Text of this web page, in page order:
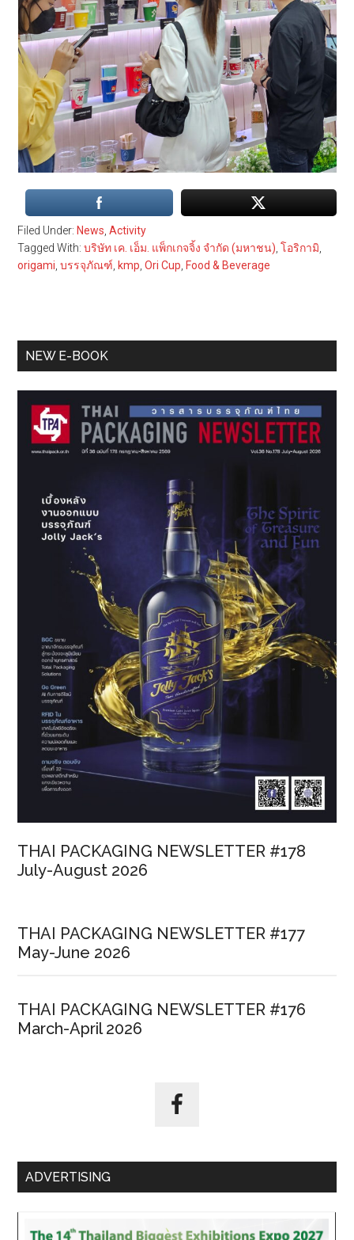
Filed Under: News ,Activity
Tagged With:บริษัท เค. เอ็ม. แพ็กเกจจิ้ง จำกัด (มหาชน) ,โอริกามิ
origami ,บรรจุภัณฑ์ kmp ,Ori Cup Food & Beverage
Primary
NEW E-BOOK
THAI PACKAGING NEWSLETTER #178
July-August 2026
THAI PACKAGING NEWSLETTER #177
May-June 2026
THAI PACKAGING NEWSLETTER #176
March-April 2026
ADVERTISING